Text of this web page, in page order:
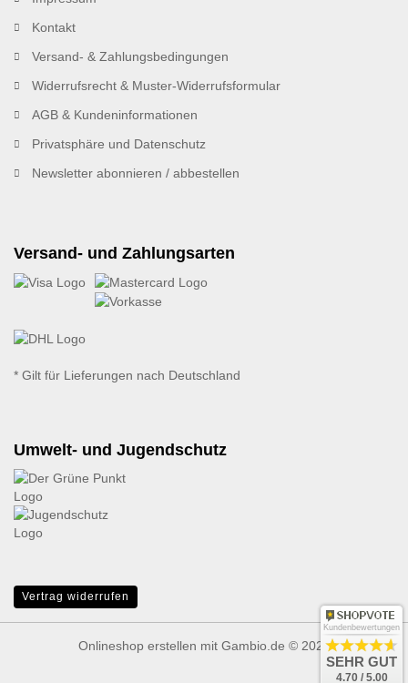
Kontakt
Versand- & Zahlungsbedingungen
Widerrufsrecht & Muster-Widerrufsformular
AGB & Kundeninformationen
Privatsphäre und Datenschutz
Newsletter abonnieren / abbestellen
Versand- und Zahlungsarten
* Gilt für Lieferungen nach Deutschland
Umwelt- und Jugendschutz
Vertrag widerrufen
Onlineshop erstellen mit Gambio.de © 2026
Kundenbewertungen
SEHR GUT
4.70 / 5.00